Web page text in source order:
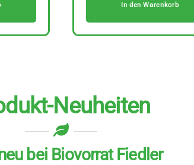
In den Warenkorb
Neuheiten
bei Biovorrat Fiedler